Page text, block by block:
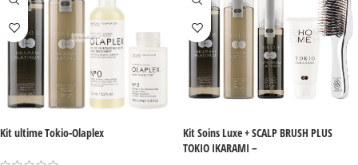
Kit ultime Tokio-Olaplex
Kit Soins Luxe + SCALP BRUSH PLUS
TOKIO IKARAMI –